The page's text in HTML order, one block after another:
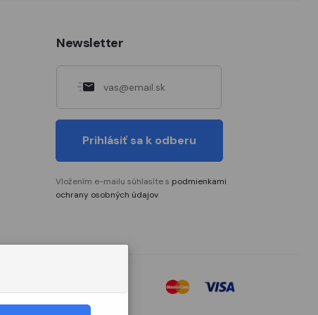
Newsletter
Prihlásiť sa k odberu
Vložením e-mailu súhlasíte s podmienkami
ochrany osobných údajov